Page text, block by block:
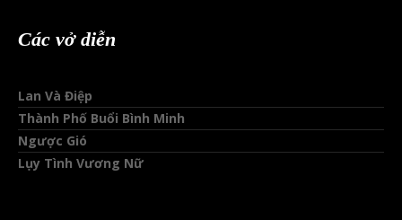
Các vở diễn
Lan Và Điệp
Thành Phố Buổi Bình Minh
Ngược Gió
Lụy Tình Vương Nữ